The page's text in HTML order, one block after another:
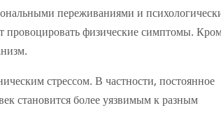
переживаниями и
провоцировать физические симптомы.
стрессом. В частности, постоянное
становится более уязвимым к разным